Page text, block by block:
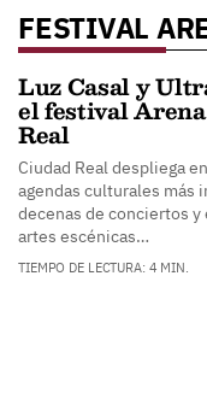
FESTIVAL
Luz Casal y
el festival
Real
Ciudad Real despliega
agendas culturales más
decenas de conciertos y
artes escénicas…
TIEMPO DE LECTURA: 4 MIN.